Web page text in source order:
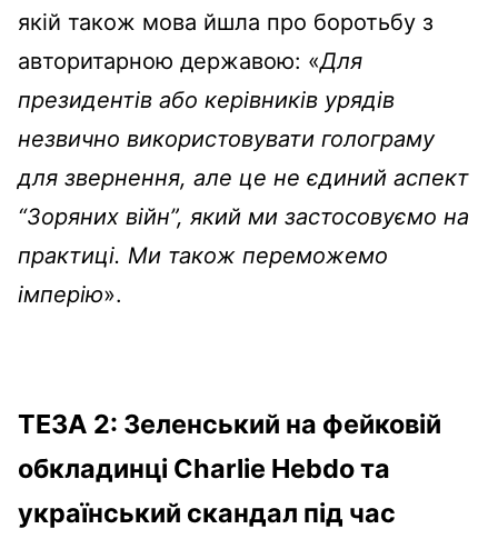
якій також мова йшла про боротьбу з
авторитарною державою: «Для
президентів або керівників урядів
незвично використовувати голограму
для звернення, але це не єдиний аспект
“Зоряних війн”, який ми застосовуємо на
практиці. Ми також переможемо
імперію».
ТЕЗА 2: Зеленський на фейковій
обкладинці Charlie Hebdo та
український скандал під час